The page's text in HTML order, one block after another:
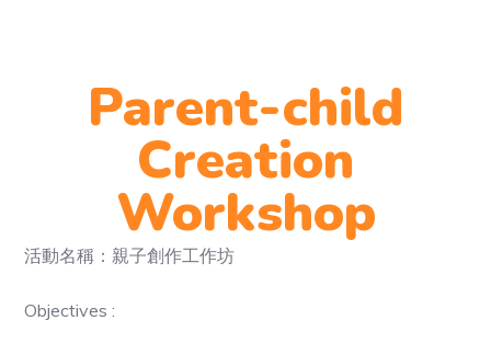
Parent-child
Creation
Workshop
活動名稱：親子創作工作坊
Objectives :